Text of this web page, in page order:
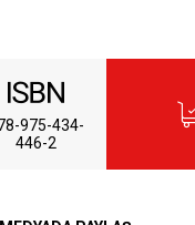
ve Kabul Ediyorum.
975-434-
446-2